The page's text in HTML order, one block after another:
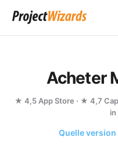
Acheter
★ 4,5 App Store · ★ 4,7
in
Quelle